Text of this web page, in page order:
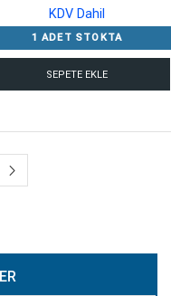
fiyat:
121,380.00
KDV Dahil
1 ADET STOKTA
SEPETE EKLE